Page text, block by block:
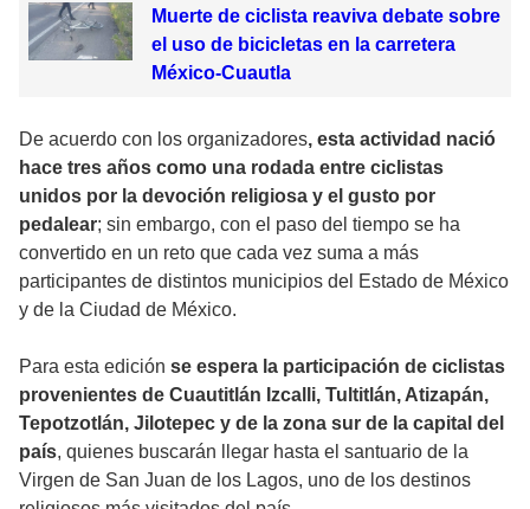
Muerte de ciclista reaviva debate sobre
el uso de bicicletas en la carretera
México-Cuautla
De acuerdo con los organizadores, esta actividad nació
hace tres años como una rodada entre ciclistas
unidos por la devoción religiosa y el gusto por
pedalear; sin embargo, con el paso del tiempo se ha
convertido en un reto que cada vez suma a más
participantes de distintos municipios del Estado de México
y de la Ciudad de México.
Para esta edición se espera la participación de ciclistas
provenientes de Cuautitlán Izcalli, Tultitlán, Atizapán,
Tepotzotlán, Jilotepec y de la zona sur de la capital del
país, quienes buscarán llegar hasta el santuario de la
Virgen de San Juan de los Lagos, uno de los destinos